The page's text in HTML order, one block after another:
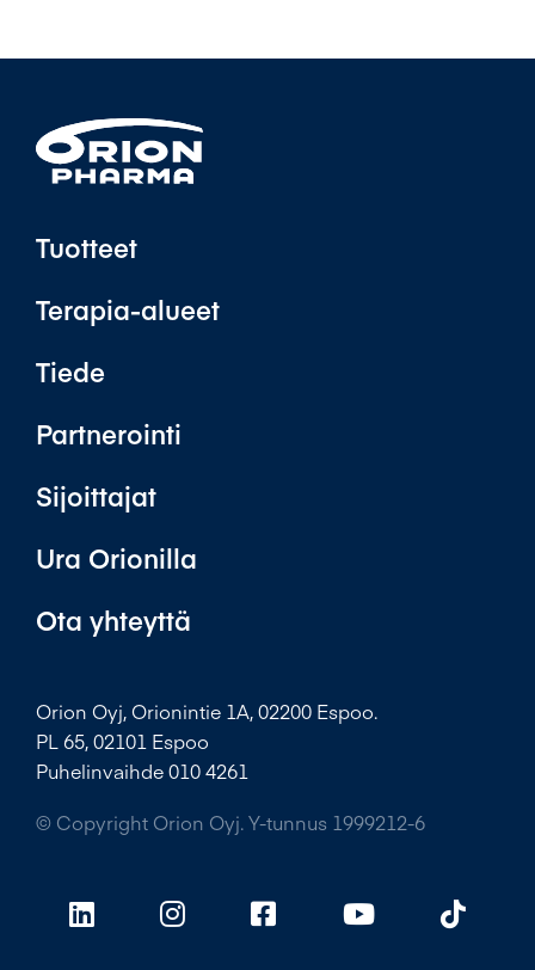
Tuotteet
Terapia-alueet
Tiede
Partnerointi
Sijoittajat
Ura Orionilla
Ota yhteyttä
Orion Oyj, Orionintie 1A, 02200 Espoo.
PL 65, 02101 Espoo
Puhelinvaihde 010 4261
© Copyright Orion Oyj. Y-tunnus 1999212-6